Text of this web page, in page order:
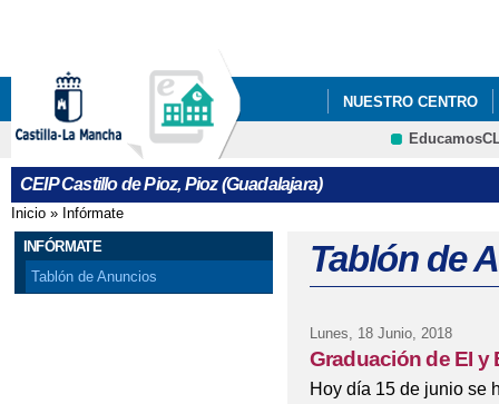
NUESTRO CENTRO
PROYECTO
CEIP Castillo de Pioz, Pioz (Guadalajara)
Se encuentra usted aquí
Inicio » Infórmate
INFÓRMATE
Tablón de Anuncios
Tablón de
Lunes, 18 Junio, 2018
Graduación de EI y
Hoy día 15 de junio se